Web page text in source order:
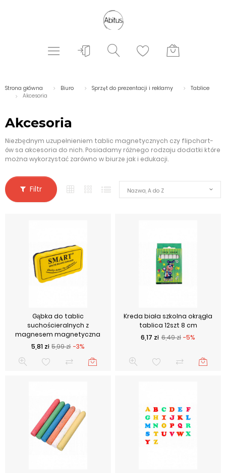
Strona główna Biuro Sprzęt do prezentacji i reklamy
Tablice
Akcesoria
Akcesoria
Niezbędnym uzupełnieniem tablic magnetycznych czy flipchart-
ów sa akcesoria do nich. Posiadamy różnego rodzaju dodatki które
można wykorzystać zarówno w biurze jak i edukacji.
Filtr Nazwa, A do Z
Gąbka do tablic
suchościeralnych z
magnesem magnetyczna
Cena podstawowa
5,99 zł -3%
Cena
5,81 zł
Kreda biała szkolna okrągła
tablica 12szt 8 cm
Cena podstawowa
6,49 zł -5%
Cena
6,17 zł